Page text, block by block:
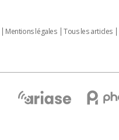
Mentions légales Tous les articles